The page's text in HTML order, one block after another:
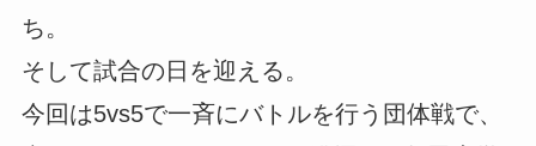
ち。
そして試合の日を迎える。
今回は5vs5で一斉にバトルを行う団体戦で、